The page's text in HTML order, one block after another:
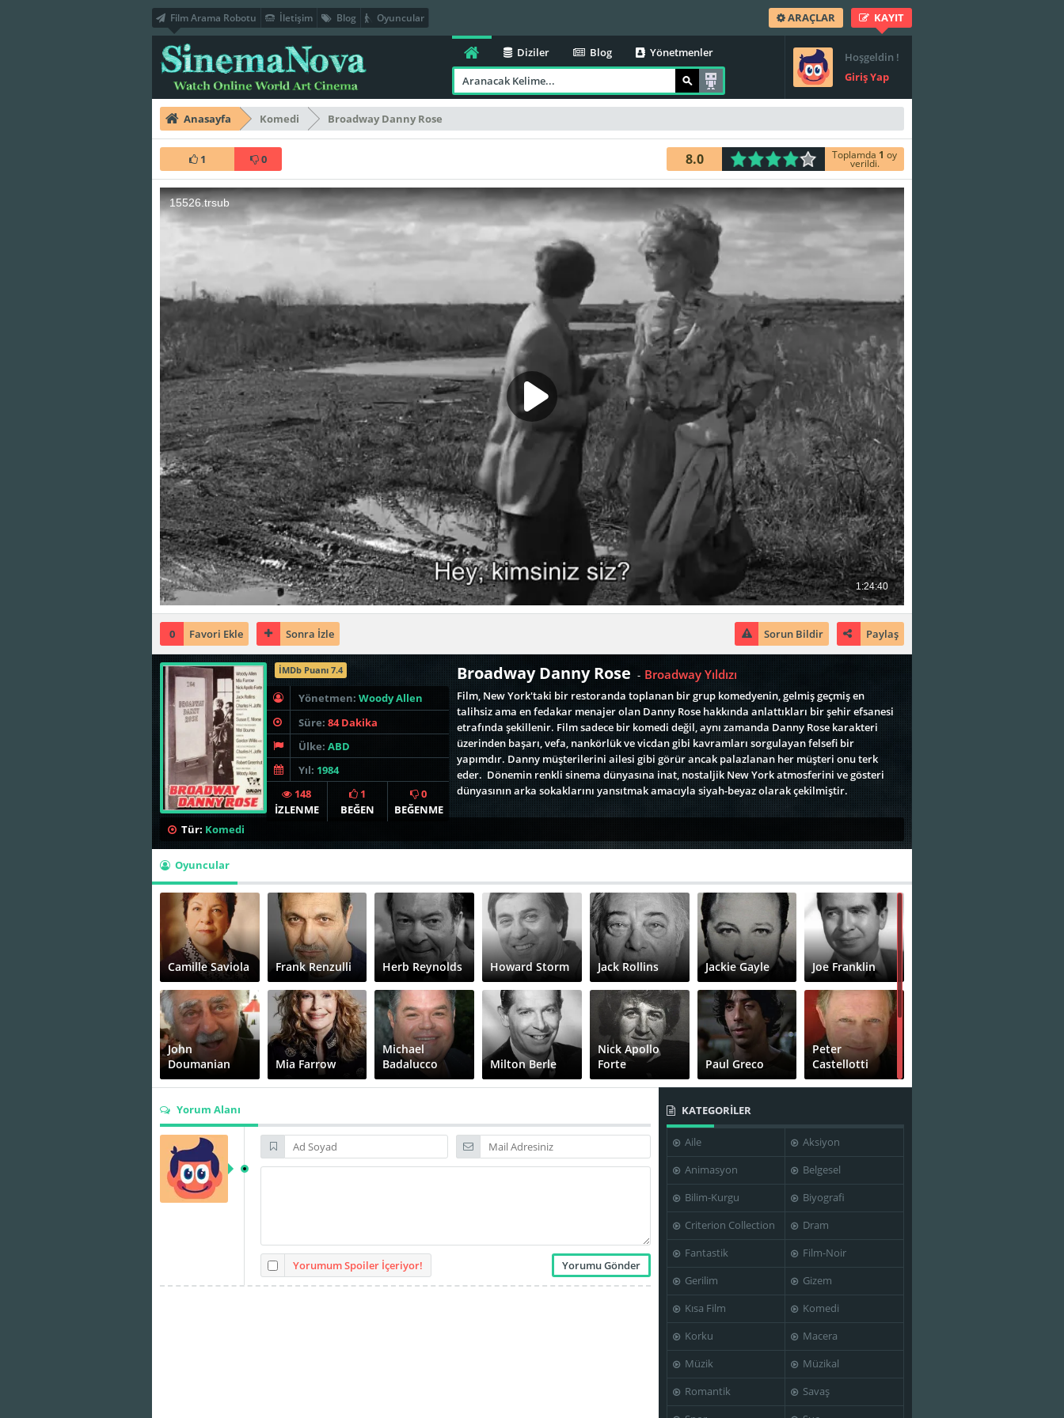
Film Arama Robotu İletişim Blog Oyuncular ARAÇLAR KAYIT
Hoşgeldin !
Giriş Yap
Diziler Blog Yönetmenler
Anasayfa Komedi Broadway Danny Rose
1 0 8.0 Toplamda 1 oy
verildi.
0 Favori Ekle Sonra İzle Paylaş
Sorun Bildir
İMDb Puanı 7.4
Yönetmen: Woody Allen
Süre: 84 Dakika
Ülke: ABD
Yıl: 1984
148
İZLENME
1
BEĞEN
0
BEĞENME
Broadway Danny Rose - Broadway Yıldızı
Film, New York'taki bir restoranda toplanan bir grup komedyenin, gelmiş geçmiş en
talihsiz ama en fedakar menajer olan Danny Rose hakkında anlattıkları bir şehir efsanesi
etrafında şekillenir. Film sadece bir komedi değil, aynı zamanda Danny Rose karakteri
üzerinden başarı, vefa, nankörlük ve vicdan gibi kavramları sorgulayan felsefi bir
yapımdır. Danny müşterilerini ailesi gibi görür ancak palazlanan her müşteri onu terk
eder. Dönemin renkli sinema dünyasına inat, nostaljik New York atmosferini ve gösteri
dünyasının arka sokaklarını yansıtmak amacıyla siyah-beyaz olarak çekilmiştir.
Tür: Komedi
Oyuncular
Camille Saviola Frank Renzulli Herb Reynolds Howard Storm Jack Rollins Jackie Gayle Joe Franklin
John
Doumanian
Mia Farrow
Michael
Badalucco
Milton Berle
Nick Apollo
Forte
Paul Greco
Peter
Castellotti
Robert Weil
Ronald
Maccone
Sandy Baron Sheila Bond Will Jordan
Yorum Alanı
Yorumum Spoiler İçeriyor!
KATEGORİLER
Aile
Aksiyon
Animasyon
Belgesel
Bilim-Kurgu
Biyografi
Criterion Collection
Dram
Fantastik
Film-Noir
Gerilim
Gizem
Kısa Film
Komedi
Korku
Macera
Müzik
Müzikal
Romantik
Savaş